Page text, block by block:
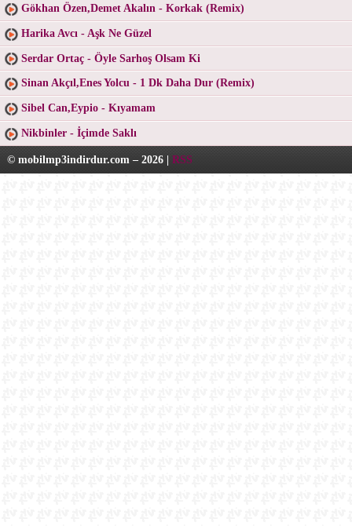
Gökhan Özen,Demet Akalın - Korkak (Remix)
Harika Avcı - Aşk Ne Güzel
Serdar Ortaç - Öyle Sarhoş Olsam Ki
Sinan Akçıl,Enes Yolcu - 1 Dk Daha Dur (Remix)
Sibel Can,Eypio - Kıyamam
Nikbinler - İçimde Saklı
© mobilmp3indirdur.com – 2026 | RSS